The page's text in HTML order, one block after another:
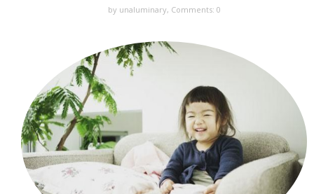
by unaluminary, Comments: 0